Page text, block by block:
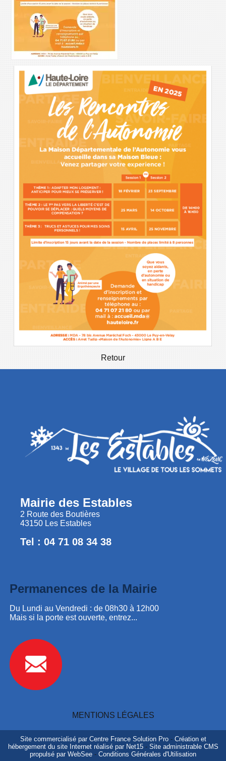
Retour
Mairie des Estables
2 Route des Boutières
43150 Les Estables
Tel : 04 71 08 34 38
Permanences de la Mairie
Du Lundi au Vendredi : de 08h30 à 12h00
Mais si la porte est ouverte, entrez...
MENTIONS LÉGALES
Site commercialisé par Centre France Solution Pro- Création et
hébergement du site Internet réalisé par Net15- Site administrable CMS
propulsé par WebSee - Conditions Générales d'Utilisation